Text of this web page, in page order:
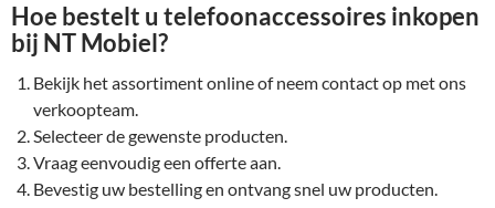
Hoe bestelt u telefoonaccessoires inkopen
bij NT Mobiel?
Bekijk het assortiment online of neem contact op met ons
verkoopteam.
Selecteer de gewenste producten.
Vraag eenvoudig een offerte aan.
Bevestig uw bestelling en ontvang snel uw producten.